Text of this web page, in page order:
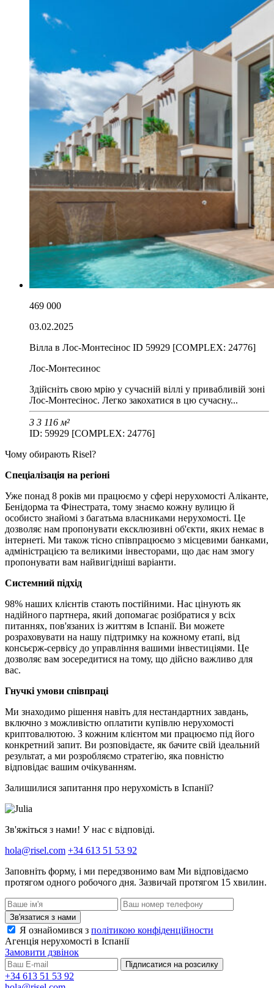
469 000
03.02.2025
Вілла в Лос-Монтесінос ID 59929 [COMPLEX: 24776]
Лос-Монтесинос
Здійсніть свою мрію у сучасній віллі у привабливій зоні
Лос-Монтесінос. Легко закохатися в цю сучасну...
3 3 116 м²
ID: 59929 [COMPLEX: 24776]
Чому обирають Risel?
Спеціалізація на регіоні
Уже понад 8 років ми працюємо у сфері нерухомості Аліканте,
Бенідорма та Фінестрата, тому знаємо кожну вулицю й
особисто знайомі з багатьма власниками нерухомості. Це
дозволяє нам пропонувати ексклюзивні об'єкти, яких немає в
інтернеті. Ми також тісно співпрацюємо з місцевими банками,
адміністрацією та великими інвесторами, що дає нам змогу
пропонувати вам найвигідніші варіанти.
Системний підхід
98% наших клієнтів стають постійними. Нас цінують як
надійного партнера, який допомагає розібратися у всіх
питаннях, пов'язаних із життям в Іспанії. Ви можете
розраховувати на нашу підтримку на кожному етапі, від
консьєрж-сервісу до управління вашими інвестиціями. Це
дозволяє вам зосередитися на тому, що дійсно важливо для
вас.
Гнучкі умови співпраці
Ми знаходимо рішення навіть для нестандартних завдань,
включно з можливістю оплатити купівлю нерухомості
криптовалютою. З кожним клієнтом ми працюємо під його
конкретний запит. Ви розповідаєте, як бачите свій ідеальний
результат, а ми розробляємо стратегію, яка повністю
відповідає вашим очікуванням.
Залишилися запитання про нерухомість в Іспанії?
Зв'яжіться з нами! У нас є відповіді.
hola@risel.com +34 613 51 53 92
Заповніть форму, і ми передзвонимо вам Ми відповідаємо
протягом одного робочого дня. Зазвичай протягом 15 хвилин.
Зв'язатися з нами
Я ознайомився з політикою конфіденційности
Агенція нерухомості в Іспанії
Замовити дзвінок
Підписатися на розсилку
+34 613 51 53 92